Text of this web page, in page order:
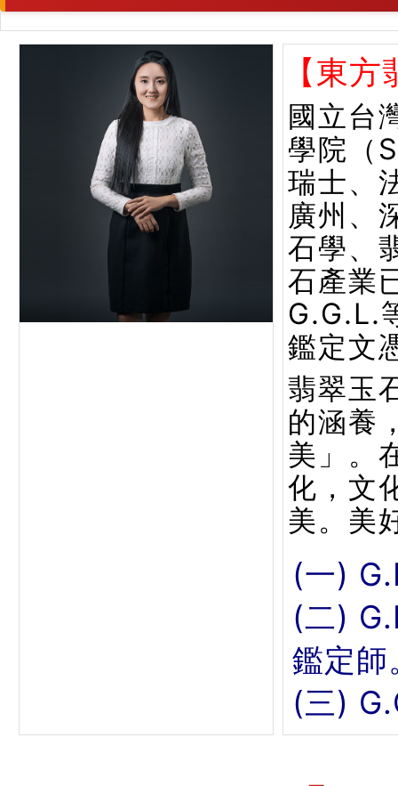
【東
國立台
學院（
瑞士、
廣州、
石學、
石產業
G.G.L.
鑑定文
翡翠玉
的涵養
美」。
化，文
美。美
(一)
(二)
鑑定師
(三)